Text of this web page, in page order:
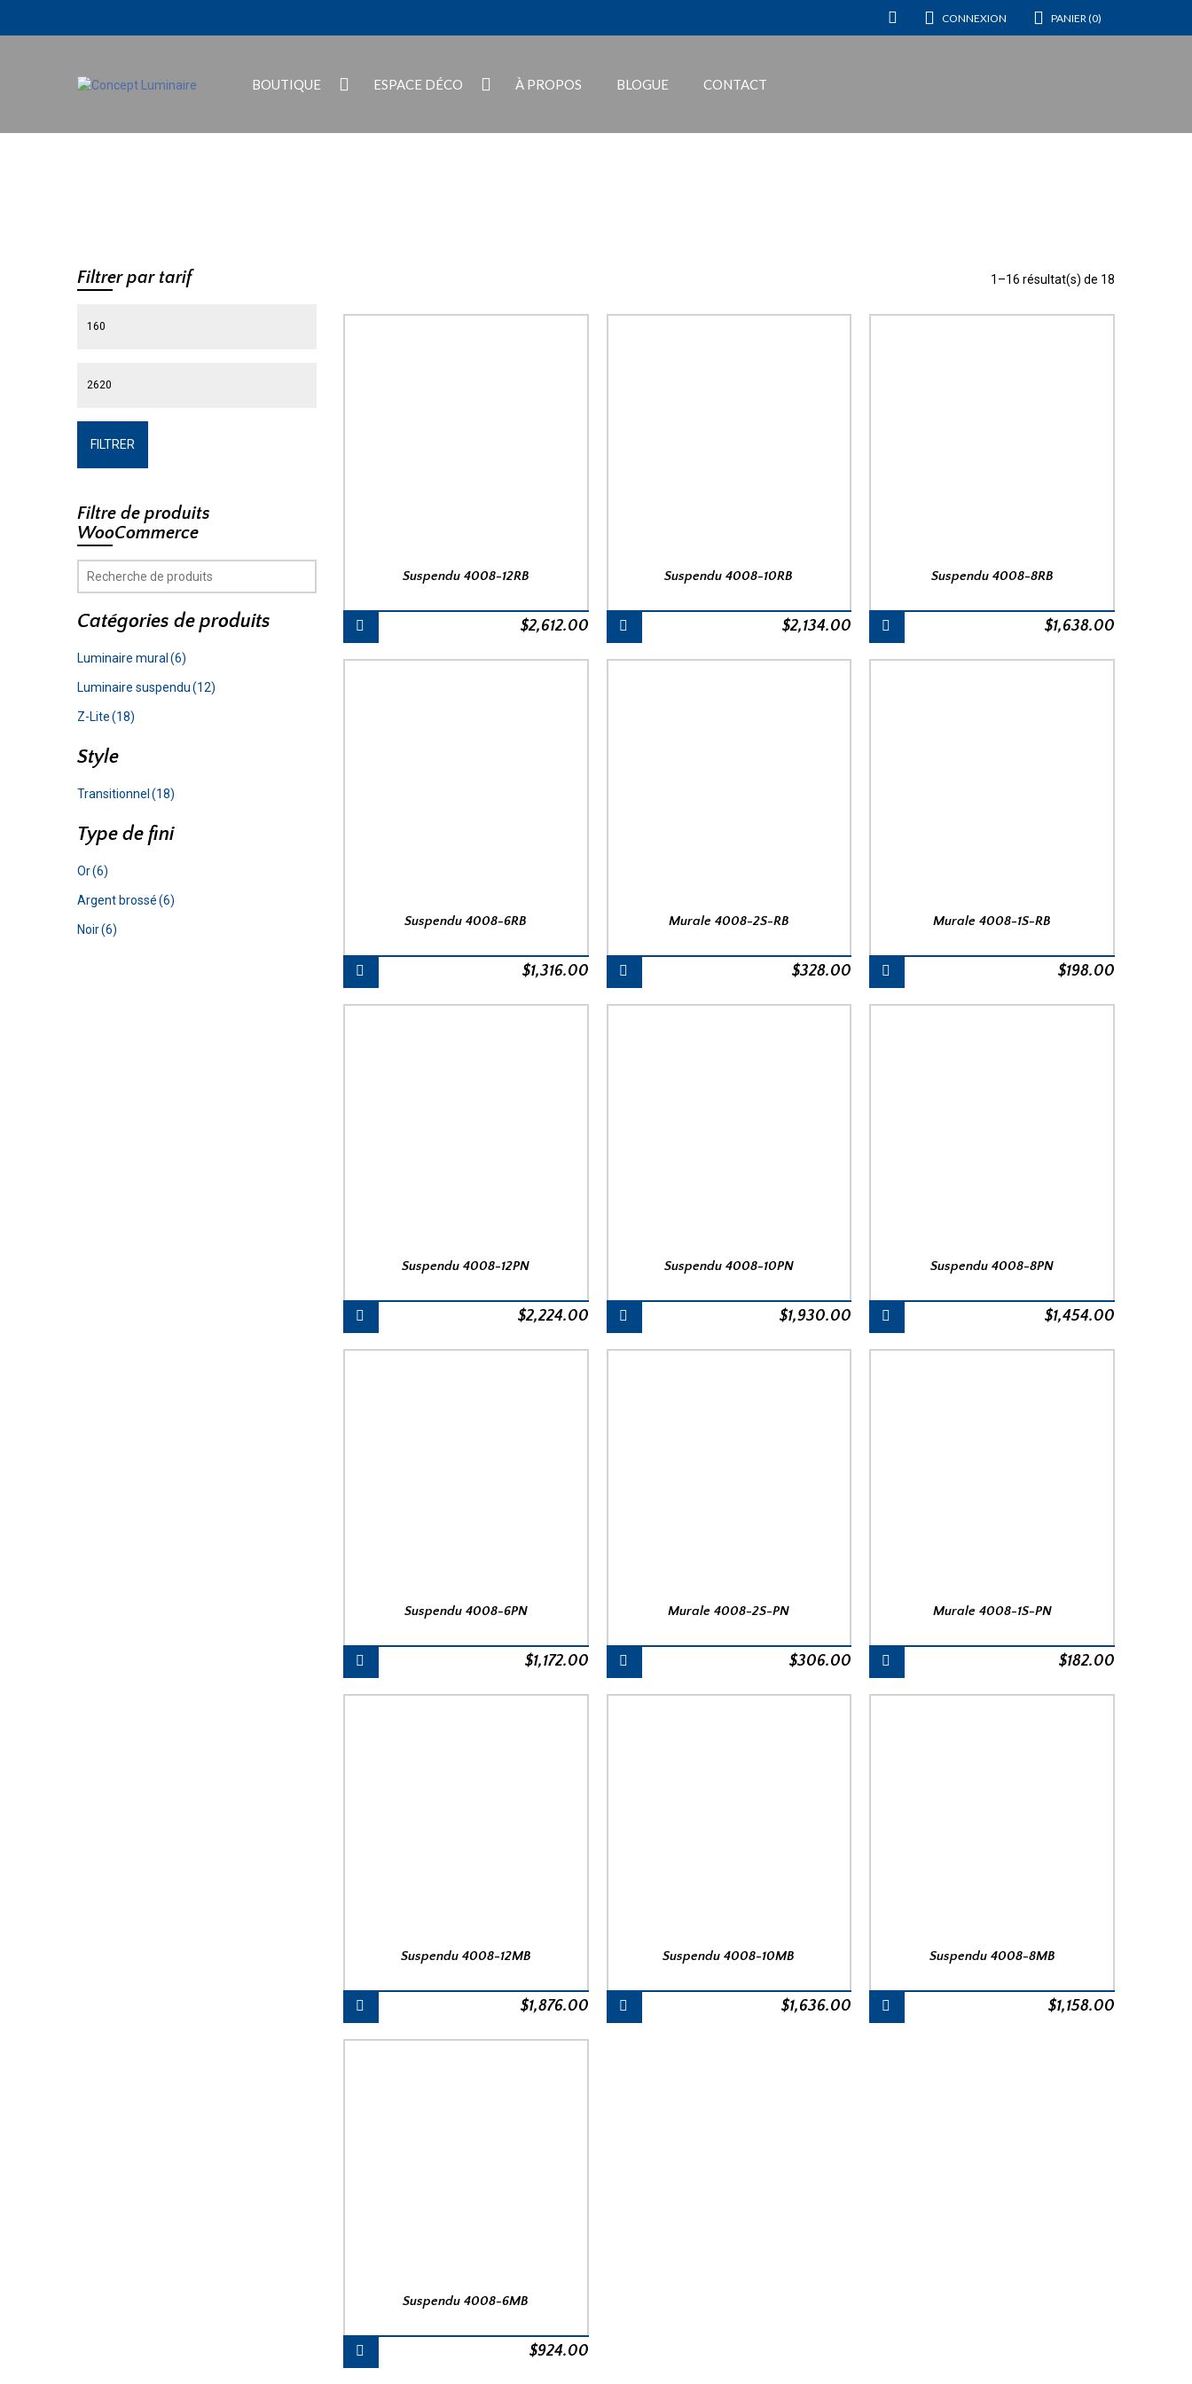
CONNEXION PANIER (0)
BOUTIQUE ESPACE DÉCO À PROPOS BLOGUE CONTACT
Filtrer par tarif
FILTRER
Filtre de produits
WooCommerce
Catégories de produits
Luminaire mural (6)
Luminaire suspendu(12)
Z-Lite(18)
Style
Transitionnel (18)
Type de fini
Or(6)
Argent brossé(6)
Noir(6)
1–16 résultat(s) de 18
Suspendu 4008-12RB
$2,612.00
Suspendu 4008-10RB
$2,134.00
Suspendu 4008-8RB
$1,638.00
Suspendu 4008-6RB
$1,316.00
Murale 4008-2S-RB
$328.00
Murale 4008-1S-RB
$198.00
Suspendu 4008-12PN
$2,224.00
Suspendu 4008-10PN
$1,930.00
Suspendu 4008-8PN
$1,454.00
Suspendu 4008-6PN
$1,172.00
Murale 4008-2S-PN
$306.00
Murale 4008-1S-PN
$182.00
Suspendu 4008-12MB
$1,876.00
Suspendu 4008-10MB
$1,636.00
Suspendu 4008-8MB
$1,158.00
Suspendu 4008-6MB
$924.00